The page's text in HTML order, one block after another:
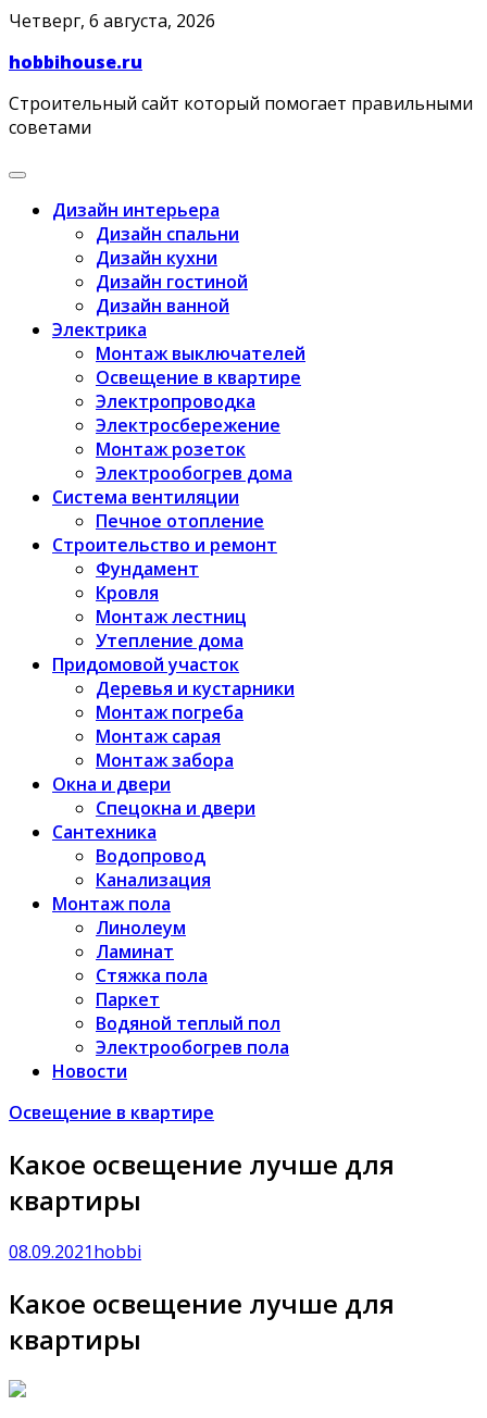
Skip
content
Четверг, 6 августа, 2026
hobbihouse.ru
Строительный сайт который помогает правильными
советами
Дизайн интерьера
Дизайн спальни
Дизайн кухни
Дизайн гостиной
Дизайн ванной
Электрика
Монтаж выключателей
Освещение в квартире
Электропроводка
Электросбережение
Монтаж розеток
Электрообогрев дома
Система вентиляции
Печное отопление
Строительство и ремонт
Фундамент
Кровля
Монтаж лестниц
Утепление дома
Придомовой участок
Деревья и кустарники
Монтаж погреба
Монтаж сарая
Монтаж забора
Окна и двери
Спецокна и двери
Сантехника
Водопровод
Канализация
Монтаж пола
Линолеум
Ламинат
Стяжка пола
Паркет
Водяной теплый пол
Электрообогрев пола
Новости
Освещение в квартире
Какое освещение лучше для
квартиры
08.09.2021hobbi
Какое освещение лучше для
квартиры